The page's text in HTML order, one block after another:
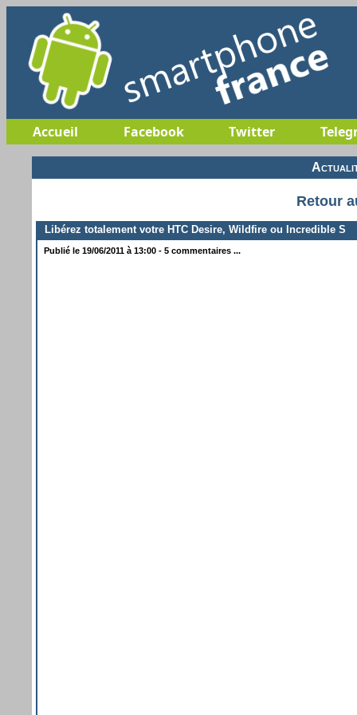
Accueil Facebook Twitter
Retour
Libérez totalement votre HTC Desire, Wildfire ou Incredible S
Publié le 19/06/2011 à 13:00 - 5 commentaires ...